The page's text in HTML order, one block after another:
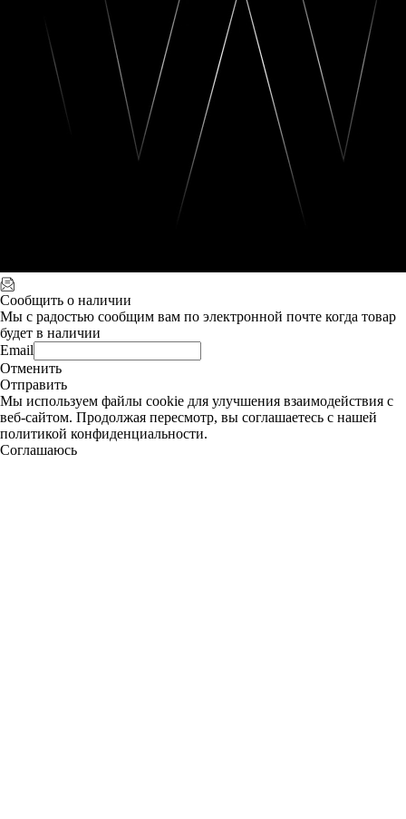
Сообщить о наличии
Мы с радостью сообщим вам по электронной почте когда товар
будет в наличии
Email
Отменить
Отправить
Мы используем файлы cookie для улучшения взаимодействия с
веб-сайтом. Продолжая пересмотр, вы соглашаетесь с нашей
политикой конфиденциальности.
Соглашаюсь